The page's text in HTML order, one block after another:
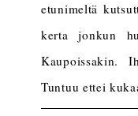
etunimeltä
kerta jonkun
Kaupoissakin.
Tuntuu ettei